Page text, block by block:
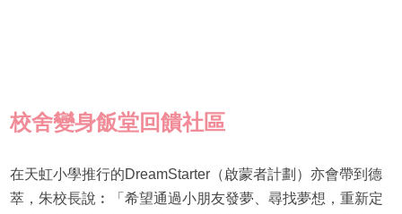
校舍變身飯堂回饋社區
在天虹小學推行的DreamStarter（啟蒙者計劃）亦會帶到德
萃，朱校長說︰「希望通過小朋友發夢、尋找夢想，重新定